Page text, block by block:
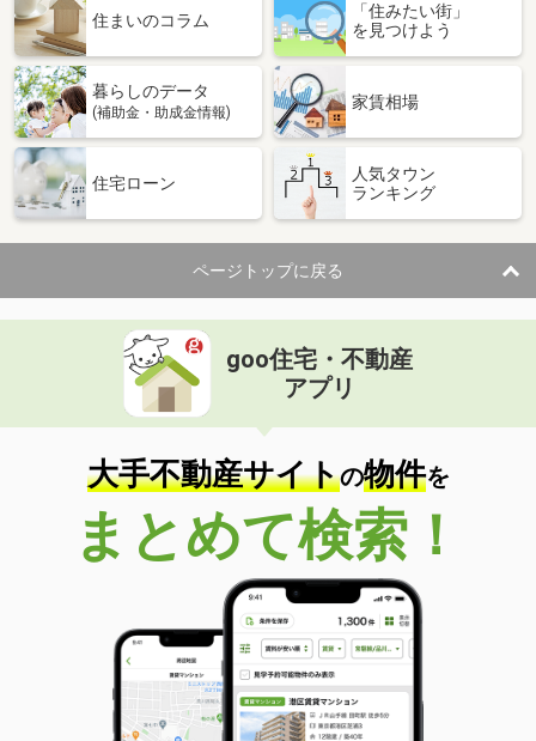
住まいのコラム
「住みたい街」
を見つけよう
暮らしのデータ
(補助金・助成金情報)
家賃相場
住宅ローン
人気タウン
ランキング
ページトップに戻る
goo住宅・不動産
アプリ
大手不動産サイトの物件を
まとめて検索！